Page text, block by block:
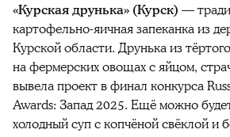
«Курская друнька» (Курск) —
картофельно-яичная запеканка из
Курской области. Друнька из
на фермерских овощах с яйцом,
вывела проект в финал конкурса
Awards: Запад 2025. Ещё можно
холодный суп с копчёной свёклой и